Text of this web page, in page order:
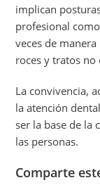
implican
profesional
veces de
roces y tratos no
La convivencia,
la atención
ser la base de la
las personas.
Comparte